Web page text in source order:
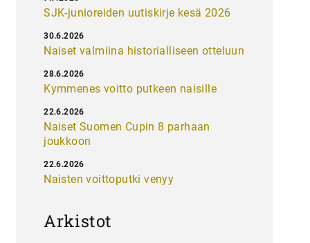
SJK-junioreiden uutiskirje kesä 2026
Naiset valmiina historialliseen otteluun
30.6.2026
Kymmenes voitto putkeen naisille
28.6.2026
Naiset Suomen Cupin 8 parhaan
joukkoon
22.6.2026
Naisten voittoputki venyy
22.6.2026
Arkistot